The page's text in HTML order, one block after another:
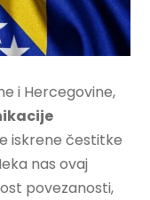
i Hercegovine,
iskrene čestitke
nas ovaj
povezanosti,